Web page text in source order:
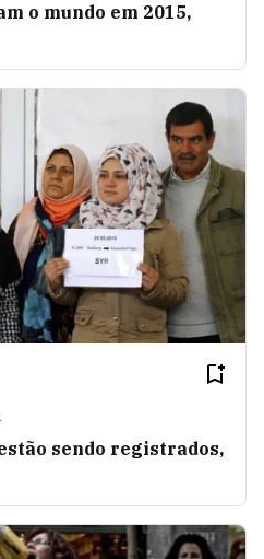
o mundo em 2015,
sendo registrados,